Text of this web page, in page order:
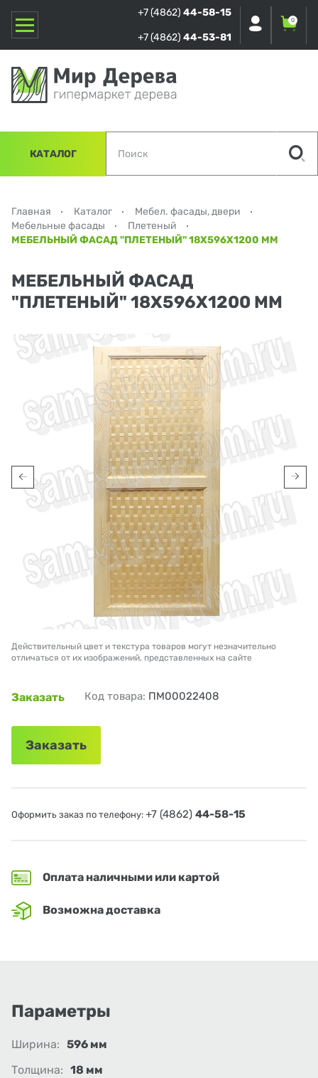
+7 (4862) 44-58-15
+7 (4862) 44-53-81
0
КАТАЛОГ
Главная Каталог
Мебел. фасады, двери
Мебельные фасады
Плетеный
МЕБЕЛЬНЫЙ ФАСАД "ПЛЕТЕНЫЙ" 18Х596Х1200 ММ
МЕБЕЛЬНЫЙ ФАСАД
"ПЛЕТЕНЫЙ" 18Х596Х1200 ММ
Действительный цвет и текстура товаров могут незначительно
отличаться от их изображений, представленных на сайте
Заказать Код товара: ПМ00022408
Заказать
Оформить заказ по телефону: +7 (4862) 44-58-15
Оплата наличными или картой
Возможна доставка
Параметры
Ширина: 596 мм
Толщина: 18 мм